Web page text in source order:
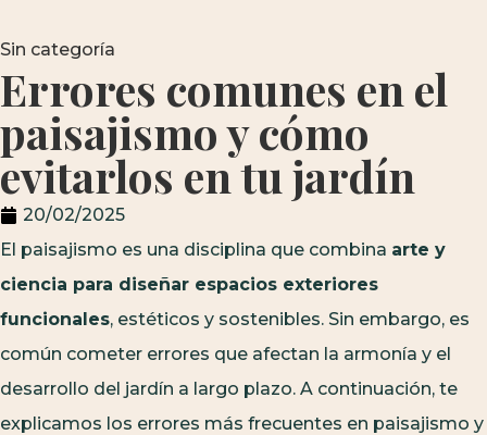
Sin categoría
Errores comunes en el
paisajismo y cómo
evitarlos en tu jardín
20/02/2025
El paisajismo es una disciplina que combina arte y
ciencia para diseñar espacios exteriores
funcionales, estéticos y sostenibles. Sin embargo, es
común cometer errores que afectan la armonía y el
desarrollo del jardín a largo plazo. A continuación, te
explicamos los errores más frecuentes en paisajismo y